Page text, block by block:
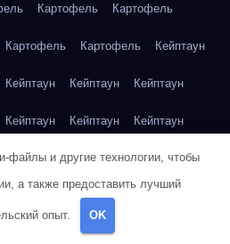
Картофель Картофель
Картофель Картофель Кейптаун
Кейптаун Кейптаун Кейптаун
Кейптаун Кейптаун Кейптаун
Кейптаун Кейптаун Кейптаун
Кейптаун
Клубника
файлы и другие технологии, чтобы
а также предоставить лучший
опыт. OK